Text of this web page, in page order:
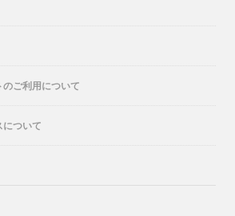
ご利用について
について